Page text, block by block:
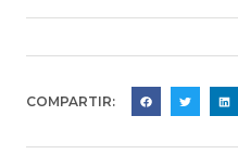
COMPARTIR: